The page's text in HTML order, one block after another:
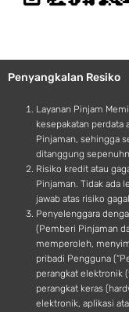
Penyangkalan Resiko
Layanan Pinjam
kesepakatan perdata
Pinjaman, sehingga
ditanggung
Risiko kredit atau
Pinjaman. Tidak ada
jawab atas risiko
Penyelenggara
(Pemberi Pinjaman
memperoleh,
pribadi Pengguna
perangkat elektronik
perangkat keras
elektronik, aplikasi